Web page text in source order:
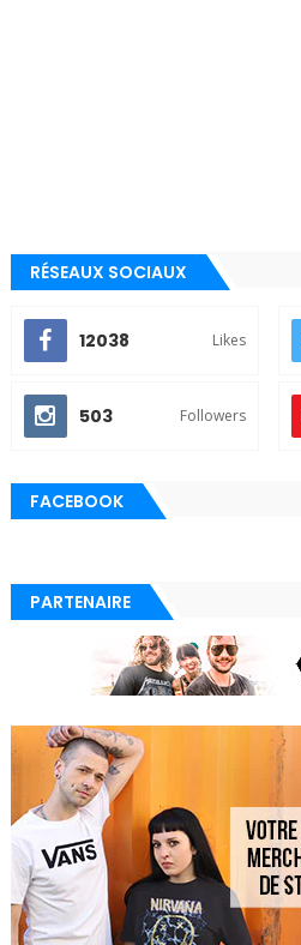
RÉSEAUX SOCIAUX
12038 Likes
503 Followers
FACEBOOK
PARTENAIRE